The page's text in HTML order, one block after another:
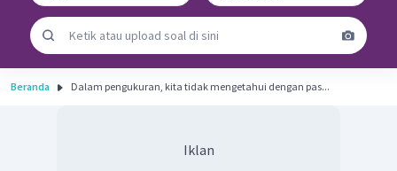
Beranda Dalam pengukuran, kita tidak mengetahui dengan pas...
Iklan